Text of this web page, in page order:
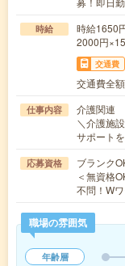
時給
時給1650
2000円
交通費
交通費全
仕事内容
介護関連
＼介護施
サポート
応募資格
ブランク
＜無資格
不問！W
職場の雰囲気
年齢層